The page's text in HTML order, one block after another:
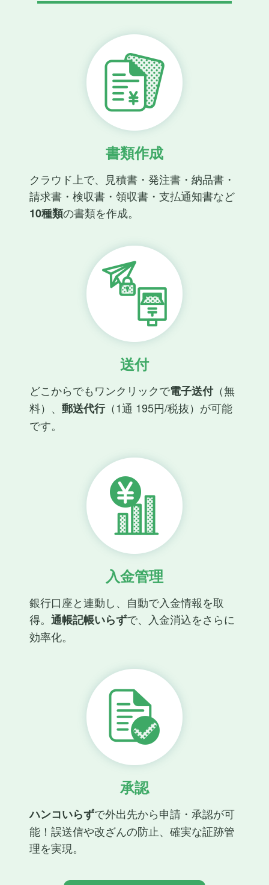
書類作成
クラウド上で、見積書・発注書・納品書・
請求書・検収書・領収書・支払通知書など
10種類の書類を作成。
送付
どこからでもワンクリックで電子送付（無
料）、 郵送代行（1通 195円/税抜）が可能
です。
入金管理
銀行口座と連動し、自動で入金情報を取
得。 通帳記帳いらずで、入金消込をさらに
効率化。
承認
ハンコいらずで外出先から申請・承認が可
能！誤送信や改ざんの防止、確実な証跡管
理を実現。